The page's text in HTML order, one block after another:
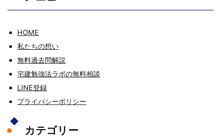
HOME
私たちの想い
無料過去問解説
宅建勉強法ラボの無料相談
LINE登録
プライバシーポリシー
カテゴリー